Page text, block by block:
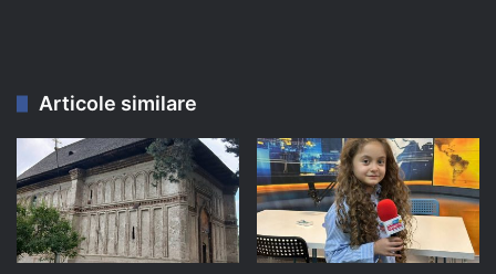
Articole similare